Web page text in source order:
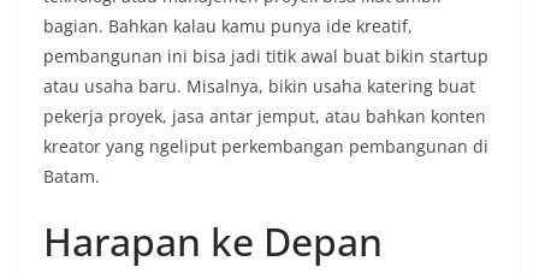
bagian. Bahkan kalau kamu punya ide kreatif,
pembangunan ini bisa jadi titik awal buat bikin startup
atau usaha baru. Misalnya, bikin usaha katering buat
pekerja proyek, jasa antar jemput, atau bahkan konten
kreator yang ngeliput perkembangan pembangunan di
Batam.
Harapan ke Depan